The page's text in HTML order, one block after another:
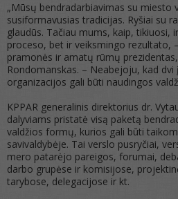
„Mūsų bendradarbiavimas su miesto
susiformavusias tradicijas. Ryšiai su
glaudūs. Tačiau mums, kaip, tikiuosi,
proceso, bet ir veiksmingo rezultato,
pramonės ir amatų rūmų
Rondomanskas. – Neabejoju, kad
organizacijos gali būti naudingos
KPPAR generalinis direktorius dr.
dalyviams pristatė visą paketą
valdžios formų, kurios gali būti
savivaldybėje. Tai verslo pusryčiai,
mero patarėjo pareigos, forumai,
darbo grupėse ir komisijose,
tarybose, delegacijose ir kt.